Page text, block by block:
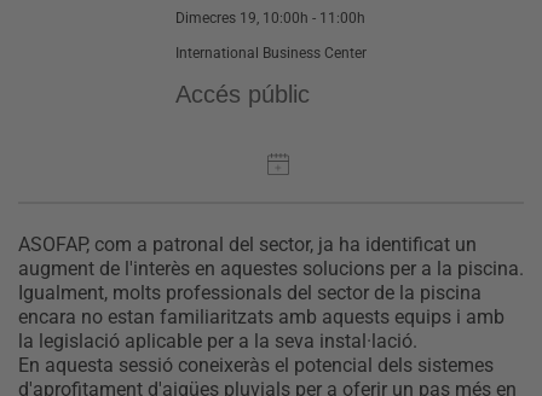
Dimecres 19, 10:00h - 11:00h
International Business Center
Accés públic
ASOFAP, com a patronal del sector, ja ha identificat un
augment de l'interès en aquestes solucions per a la piscina.
Igualment, molts professionals del sector de la piscina
encara no estan familiaritzats amb aquests equips i amb
la legislació aplicable per a la seva instal·lació.
En aquesta sessió coneixeràs el potencial dels sistemes
d'aprofitament d'aigües pluvials per a oferir un pas més en